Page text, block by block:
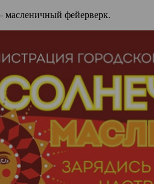
масленичный фейерверк.